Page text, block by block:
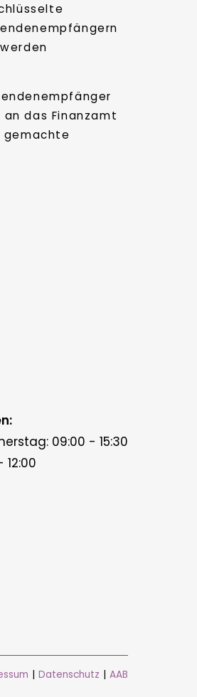
das Finanzamt
gemachte
09:00 - 15:30
Datenschutz AAB